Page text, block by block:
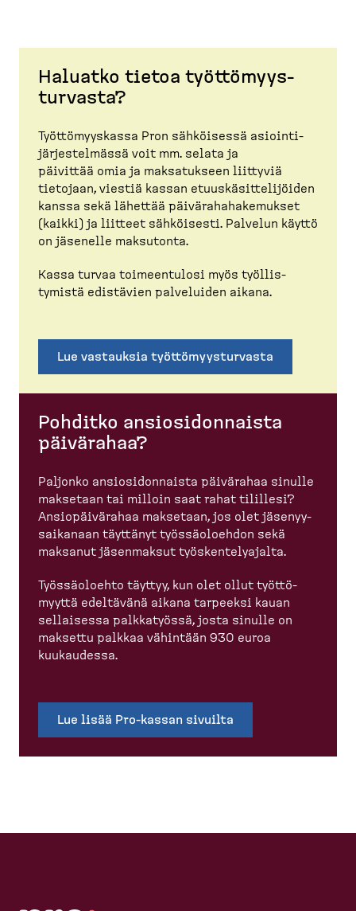
Haluatko tietoa työttö­myys­
turvasta?
Työttö­myyskassa Pron sähköisessä asioin­ti­
jär­jes­telmässä voit mm. selata ja
päivittää omia ja maksatukseen liittyviä
tietojaan, viestiä kassan etuuskä­sit­te­li­jöiden
kanssa sekä lähettää päivära­ha­ha­ke­mukset
(kaikki) ja liitteet sähköisesti. Palvelun käyttö
on jäsenelle maksutonta.
Kassa turvaa toimeen­tulosi myös työllis­
tymistä edistävien palveluiden aikana.
Lue vastauksia työttö­myys­turvasta
Pohditko ansiosi­don­naista
päivärahaa?
Paljonko ansiosi­don­naista päivärahaa sinulle
maksetaan tai milloin saat rahat tilillesi?
Ansiopäi­värahaa maksetaan, jos olet jäsenyy­
sai­kanaan täyttänyt työssä­oloehdon sekä
maksanut jäsenmaksut työsken­te­ly­ajalta.
Työssä­oloehto täyttyy, kun olet ollut työttö­
myyttä edeltävänä aikana tarpeeksi kauan
sellaisessa palkka­työssä, josta sinulle on
maksettu palkkaa vähintään 930 euroa
kuukaudessa.
Lue lisää Pro-​kassan sivuilta